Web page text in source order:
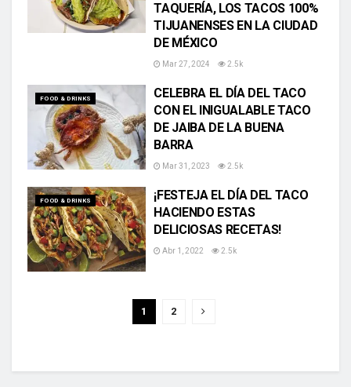
TAQUERÍA, LOS TACOS 100%
TIJUANENSES EN LA CIUDAD
DE MÉXICO
Mar 27, 2024 2.5k
FOOD & DRINKS
CELEBRA EL DÍA DEL TACO
CON EL INIGUALABLE TACO
DE JAIBA DE LA BUENA
BARRA
Mar 31, 2023 2.5k
FOOD & DRINKS
¡FESTEJA EL DÍA DEL TACO
HACIENDO ESTAS
DELICIOSAS RECETAS!
Abr 1, 2022 2.5k
1 2